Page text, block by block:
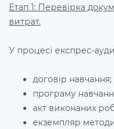
Етап 1: Перевірка
витрат.
У процесі експрес-
договір навчання;
програму
акт виконаних
екземпляр